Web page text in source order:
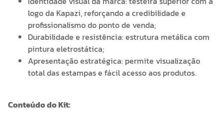
logo da Kapazi, reforçando a credibilidade e
profissionalismo do ponto de venda;
Durabilidade e resistência: estrutura metálica com
pintura eletrostática;
Apresentação estratégica: permite visualização
total das estampas e fácil acesso aos produtos.
Conteúdo do Kit: